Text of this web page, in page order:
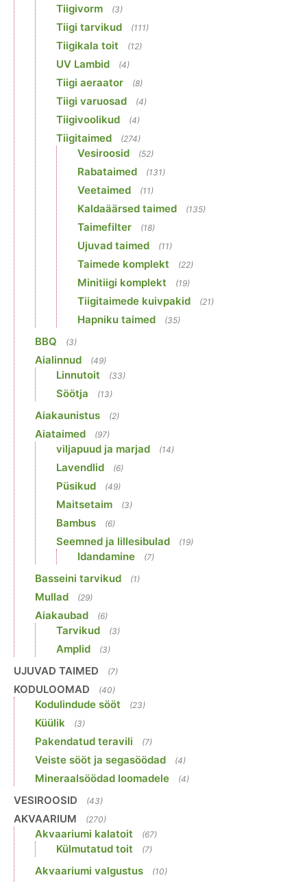
Tiigivorm (3)
Tiigi tarvikud (111)
Tiigikala toit (12)
UV Lambid (4)
Tiigi aeraator (8)
Tiigi varuosad (4)
Tiigivoolikud (4)
Tiigitaimed (274)
Vesiroosid (52)
Rabataimed (131)
Veetaimed (11)
Kaldaäärsed taimed (135)
Taimefilter (18)
Ujuvad taimed (11)
Taimede komplekt (22)
Minitiigi komplekt (19)
Tiigitaimede kuivpakid (21)
Hapniku taimed (35)
BBQ (3)
Aialinnud (49)
Linnutoit (33)
Söötja (13)
Aiakaunistus (2)
Aiataimed (97)
viljapuud ja marjad (14)
Lavendlid (6)
Püsikud (49)
Maitsetaim (3)
Bambus (6)
Seemned ja lillesibulad (19)
Idandamine (7)
Basseini tarvikud (1)
Mullad (29)
Aiakaubad (6)
Tarvikud (3)
Amplid (3)
UJUVAD TAIMED (7)
KODULOOMAD (40)
Kodulindude sööt (23)
Küülik (3)
Pakendatud teravili (7)
Veiste sööt ja segasöödad (4)
Mineraalsöödad loomadele (4)
VESIROOSID (43)
AKVAARIUM (270)
Akvaariumi kalatoit (67)
Külmutatud toit (7)
Akvaariumi valgustus (10)